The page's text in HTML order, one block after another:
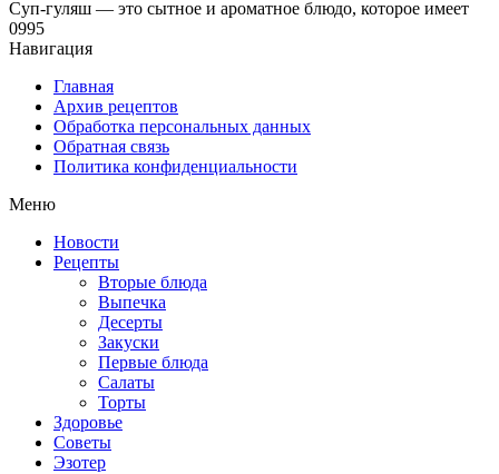
Суп-гуляш — это сытное и ароматное блюдо, которое имеет
0995
Навигация
Главная
Архив рецептов
Обработка персональных данных
Обратная связь
Политика конфиденциальности
Меню
Новости
Рецепты
Вторые блюда
Выпечка
Десерты
Закуски
Первые блюда
Салаты
Торты
Здоровье
Советы
Эзотер